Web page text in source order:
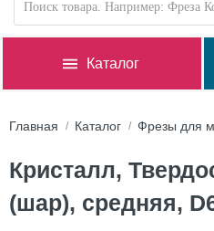
Каталог
Главная Каталог Фрезы для
Кристалл,
(шар), средняя,